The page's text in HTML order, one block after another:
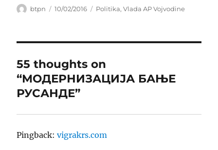
Author
btpn
Posted
10/02/2016 Categories
Politika,Vlada AP Vojvodine
55 thoughts on
“МОДЕРНИЗАЦИЈА БАЊЕ
РУСАНДЕ”
Pingback:vigrakrs.com